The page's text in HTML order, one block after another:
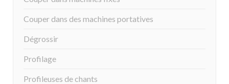
Couper dans des machines portatives
Dégrossir
Profilage
Profileuses de chants